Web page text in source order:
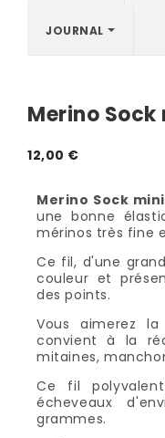
JOURNAL
Merino Sock
12,00 €
Merino Sock
une bonne
mérinos très fine
Ce fil, d'une
couleur et
des points.
Vous aimerez
convient à la
mitaines,
Ce fil
écheveaux
grammes.